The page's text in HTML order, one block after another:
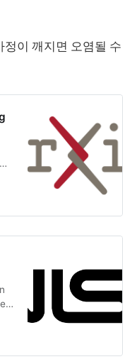
이 깨지면 오염될 수